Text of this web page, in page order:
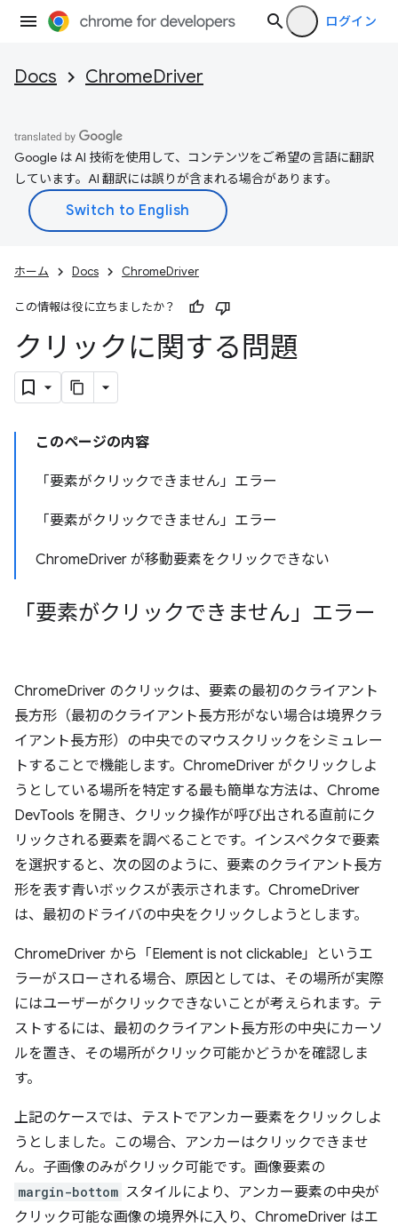
ログイン
Docs ChromeDriver
Google は AI 技術を使用して、コンテンツをご希望の言語に翻訳
しています。AI 翻訳には誤りが含まれる場合があります。
ホーム Docs ChromeDriver
この情報は役に立ちましたか？
クリックに関する問題
このページの内容
「要素がクリックできません」エラー
「要素がクリックできません」エラー
ChromeDriver が移動要素をクリックできない
「要素がクリックできません」エラー
ChromeDriver のクリックは、要素の最初のクライアント
長方形（最初のクライアント長方形がない場合は境界クラ
イアント長方形）の中央でのマウスクリックをシミュレー
トすることで機能します。ChromeDriver がクリックしよ
うとしている場所を特定する最も簡単な方法は、Chrome
DevTools を開き、クリック操作が呼び出される直前にク
リックされる要素を調べることです。インスペクタで要素
を選択すると、次の図のように、要素のクライアント長方
形を表す青いボックスが表示されます。ChromeDriver
は、最初のドライバの中央をクリックしようとします。
ChromeDriver から「Element is not clickable」というエ
ラーがスローされる場合、原因としては、その場所が実際
にはユーザーがクリックできないことが考えられます。テ
ストするには、最初のクライアント長方形の中央にカーソ
ルを置き、その場所がクリック可能かどうかを確認しま
す。
上記のケースでは、テストでアンカー要素をクリックしよ
うとしました。この場合、アンカーはクリックできませ
ん。子画像のみがクリック可能です。画像要素の
margin-bottom スタイルにより、アンカー要素の中央が
クリック可能な画像の境界外に入り、ChromeDriver はエ